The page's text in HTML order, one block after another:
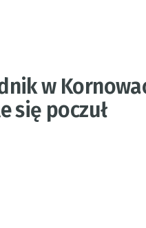
w
się poczuł